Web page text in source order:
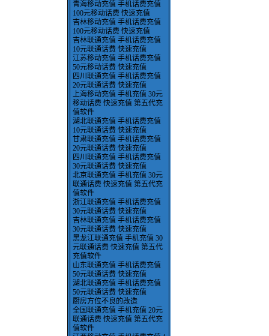
青海移动充值 手机话费充值
100元移动话费 快速充值
吉林移动充值 手机话费充值
100元移动话费 快速充值
吉林联通充值 手机话费充值
10元联通话费 快速充值
江苏移动充值 手机话费充值
50元移动话费 快速充值
四川联通充值 手机话费充值
20元联通话费 快速充值
上海移动充值 手机充值 30元
移动话费 快速充值 第五代充
值软件
湖北联通充值 手机话费充值
10元联通话费 快速充值
甘肃联通充值 手机话费充值
20元联通话费 快速充值
四川联通充值 手机话费充值
30元联通话费 快速充值
北京联通充值 手机充值 30元
联通话费 快速充值 第五代充
值软件
浙江联通充值 手机话费充值
30元联通话费 快速充值
吉林联通充值 手机话费充值
30元联通话费 快速充值
黑龙江联通充值 手机充值 30
元联通话费 快速充值 第五代
充值软件
山东联通充值 手机话费充值
50元联通话费 快速充值
湖北联通充值 手机话费充值
50元联通话费 快速充值
厨房方位不良的改造
全国联通充值 手机充值 20元
联通话费 快速充值 第五代充
值软件